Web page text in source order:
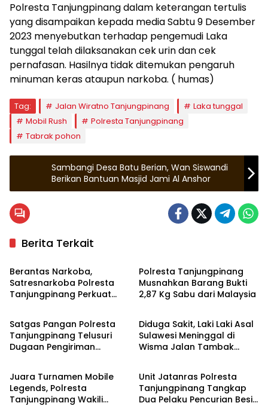
Polresta Tanjungpinang dalam keterangan tertulis
yang disampaikan kepada media Sabtu 9 Desember
2023 menyebutkan terhadap pengemudi Laka
tunggal telah dilaksanakan cek urin dan cek
pernafasan. Hasilnya tidak ditemukan pengaruh
minuman keras ataupun narkoba. ( humas)
Tag: Jalan Wiratno Tanjungpinang
Laka tunggal
Mobil Rush
Polresta Tanjungpinang
Tabrak pohon
Sambangi Desa Batu Berian, Wan Siswandi
Berikan Bantuan Masjid Jami Al Anshor
Berita Terkait
Tanjungpinang
Berantas Narkoba,
Satresnarkoba Polresta
Tanjungpinang Perkuat
Polresta Tanjungpinang
Musnahkan Barang Bukti
2,87 Kg Sabu dari Malaysia
Tanjungpinang
Satgas Pangan Polresta
Tanjungpinang Telusuri
Dugaan Pengiriman
Tanjungpinang
Diduga Sakit, Laki Laki Asal
Sulawesi Meninggal di
Wisma Jalan Tambak
Tanjungpinang
Juara Turnamen Mobile
Legends, Polresta
Tanjungpinang Wakili
Hukrim
Unit Jatanras Polresta
Tanjungpinang Tangkap
Dua Pelaku Pencurian Besi